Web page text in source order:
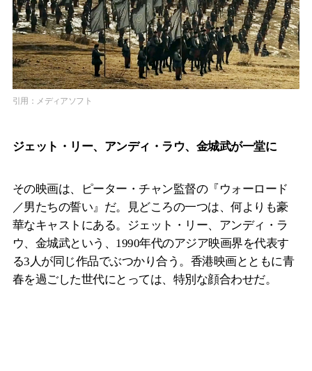
引用：メディアソフト
ジェット・リー、アンディ・ラウ、金城武が一堂に
その映画は、ピーター・チャン監督の『ウォーロード
／男たちの誓い』だ。見どころの一つは、何よりも豪
華なキャストにある。ジェット・リー、アンディ・ラ
ウ、金城武という、1990年代のアジア映画界を代表す
る3人が同じ作品でぶつかり合う。香港映画とともに青
春を過ごした世代にとっては、特別な顔合わせだ。